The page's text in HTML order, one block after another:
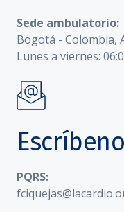
Sede ambulatorio:
Bogotá - Colombia,
Lunes a viernes:
PQRS: